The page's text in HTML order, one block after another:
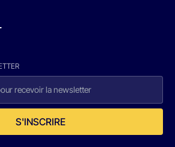
S'INSCRIRE